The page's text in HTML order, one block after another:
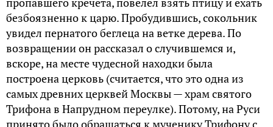
безбоязненно к царю. Пробудившись, сокольник
увидел пернатого беглеца на ветке дерева. По
возвращении он рассказал о случившемся и,
вскоре, на месте чудесной находки была
построена церковь (считается, что это одна из
самых древних церквей Москвы — храм святого
Трифона в Напрудном переулке). Потому, на Руси
принято было обращаться к мученику Трифону с